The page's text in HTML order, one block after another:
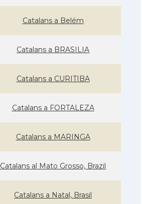
Catalans a Belém
Catalans a BRASILIA
Catalans a CURITIBA
Catalans a FORTALEZA
Catalans a MARINGA
Catalans al Mato Grosso, Brazil
Catalans a Natal, Brasil